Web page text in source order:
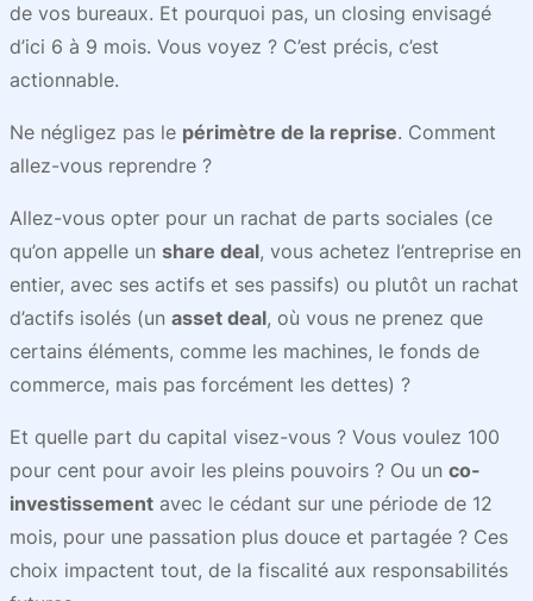
de vos bureaux. Et pourquoi pas, un closing envisagé
d’ici 6 à 9 mois. Vous voyez ? C’est précis, c’est
actionnable.
Ne négligez pas le périmètre de la reprise. Comment
allez-vous reprendre ?
Allez-vous opter pour un rachat de parts sociales (ce
qu’on appelle un share deal, vous achetez l’entreprise en
entier, avec ses actifs et ses passifs) ou plutôt un rachat
d’actifs isolés (un asset deal, où vous ne prenez que
certains éléments, comme les machines, le fonds de
commerce, mais pas forcément les dettes) ?
Et quelle part du capital visez-vous ? Vous voulez 100
pour cent pour avoir les pleins pouvoirs ? Ou un co-
investissement avec le cédant sur une période de 12
mois, pour une passation plus douce et partagée ? Ces
choix impactent tout, de la fiscalité aux responsabilités